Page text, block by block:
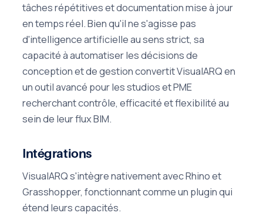
tâches répétitives et documentation mise à jour
en temps réel. Bien qu'il ne s'agisse pas
d'intelligence artificielle au sens strict, sa
capacité à automatiser les décisions de
conception et de gestion convertit VisualARQ en
un outil avancé pour les studios et PME
recherchant contrôle, efficacité et flexibilité au
sein de leur flux BIM.
Intégrations
VisualARQ s'intègre nativement avec Rhino et
Grasshopper, fonctionnant comme un plugin qui
étend leurs capacités.